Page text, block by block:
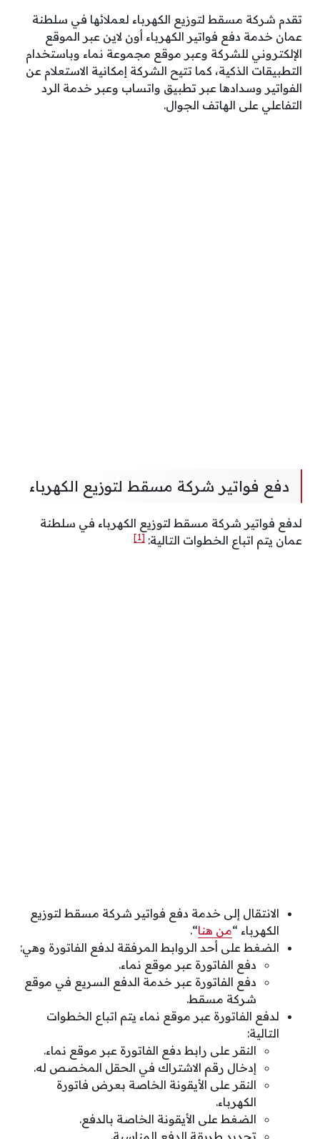
تقدم شركة مسقط لتوزيع الكهرباء لعملائها في سلطنة
عمان خدمة دفع فواتير الكهرباء أون لاين عبر الموقع
الإلكتروني للشركة وعبر موقع مجموعة نماء وباستخدام
التطبيقات الذكية، كما تتيح الشركة إمكانية الاستعلام عن
الفواتير وسدادها عبر تطبيق واتساب وعبر خدمة الرد
التفاعلي على الهاتف الجوال.
دفع فواتير شركة مسقط لتوزيع الكهرباء
لدفع فواتير شركة مسقط لتوزيع الكهرباء في سلطنة
عمان يتم اتباع الخطوات التالية: [1]
الانتقال إلى خدمة دفع فواتير شركة مسقط لتوزيع
الكهرباء “من هنا“.
الضغط على أحد الروابط المرفقة لدفع الفاتورة وهي:
دفع الفاتورة عبر موقع نماء.
دفع الفاتورة عبر خدمة الدفع السريع في موقع
شركة مسقط.
لدفع الفاتورة عبر موقع نماء يتم اتباع الخطوات
التالية:
النقر على رابط دفع الفاتورة عبر موقع نماء.
إدخال رقم الاشتراك في الحقل المخصص له.
النقر على الأيقونة الخاصة بعرض فاتورة
الكهرباء.
الضغط على الأيقونة الخاصة بالدفع.